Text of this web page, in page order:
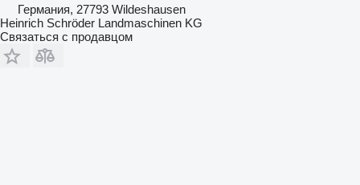
Германия, 27793 Wildeshausen
Heinrich Schröder Landmaschinen KG
Связаться с продавцом